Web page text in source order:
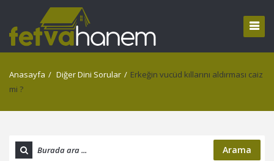
Anasayfa / Diğer Dini Sorular / Erkeğin vucüd kıllarını aldırması caiz
mi ?
Arama